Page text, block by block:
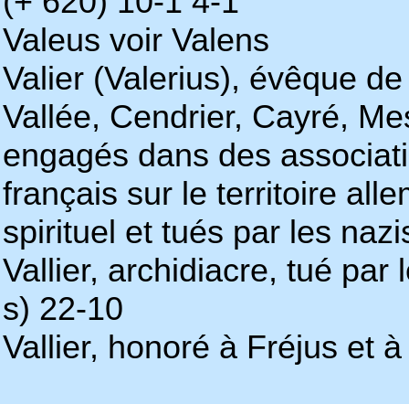
Valeus voir Valens
Valier (Valerius), évêque
Vallée, Cendrier, Cayré,
engagés dans des
français sur le territoire
spirituel et tués par les
Vallier, archidiacre, tué par
s) 22-10
Vallier, honoré à Fréjus et